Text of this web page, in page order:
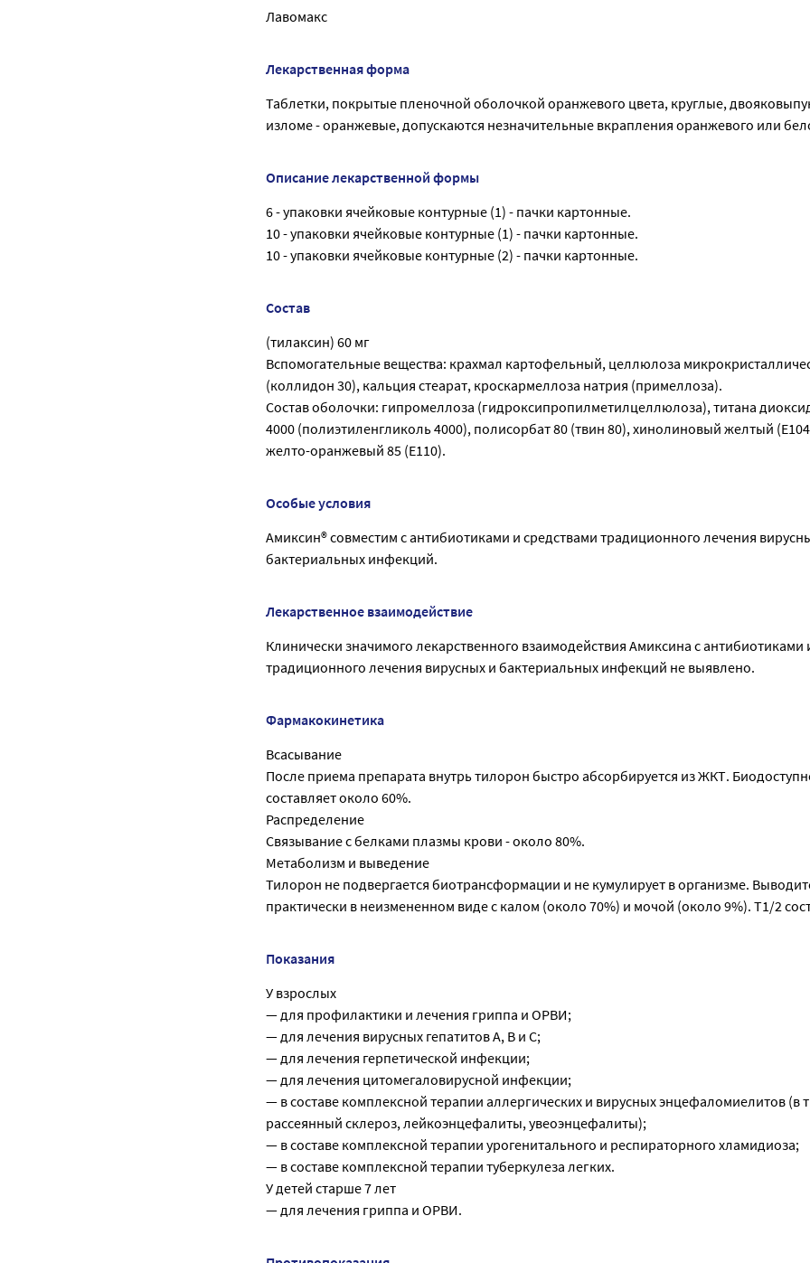
Лавомакс
Лекарственная форма
Таблетки, покрытые пленочной оболочкой оранжевого цвета, круглые,
изломе - оранжевые, допускаются незначительные вкрапления оранжевого или
Описание лекарственной формы
6 - упаковки ячейковые контурные (1) - пачки картонные.
10 - упаковки ячейковые контурные (1) - пачки картонные.
10 - упаковки ячейковые контурные (2) - пачки картонные.
Состав
(тилаксин) 60 мг
Вспомогательные вещества: крахмал картофельный, целлюлоза
(коллидон 30), кальция стеарат, кроскармеллоза натрия (примеллоза).
Состав оболочки: гипромеллоза (гидроксипропилметилцеллюлоза), титана
4000 (полиэтиленгликоль 4000), полисорбат 80 (твин 80), хинолиновый желтый
желто-оранжевый 85 (Е110).
Особые условия
Амиксин® совместим с антибиотиками и средствами традиционного лечения
бактериальных инфекций.
Лекарственное взаимодействие
Клинически значимого лекарственного взаимодействия Амиксина с антибиотиками
традиционного лечения вирусных и бактериальных инфекций не выявлено.
Фармакокинетика
Всасывание
После приема препарата внутрь тилорон быстро абсорбируется из ЖКТ.
составляет около 60%.
Распределение
Связывание с белками плазмы крови - около 80%.
Метаболизм и выведение
Тилорон не подвергается биотрансформации и не кумулирует в организме.
практически в неизмененном виде с калом (около 70%) и мочой (около 9%). T1/2
Показания
У взрослых
— для профилактики и лечения гриппа и ОРВИ;
— для лечения вирусных гепатитов А, В и С;
— для лечения герпетической инфекции;
— для лечения цитомегаловирусной инфекции;
— в составе комплексной терапии аллергических и вирусных энцефаломиелитов (в
рассеянный склероз, лейкоэнцефалиты, увеоэнцефалиты);
— в составе комплексной терапии урогенитального и респираторного хламидиоза;
— в составе комплексной терапии туберкулеза легких.
У детей старше 7 лет
— для лечения гриппа и ОРВИ.